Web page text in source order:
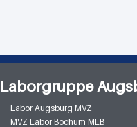
Laborgruppe
Labor Augsburg MVZ
MVZ Labor Bochum MLB